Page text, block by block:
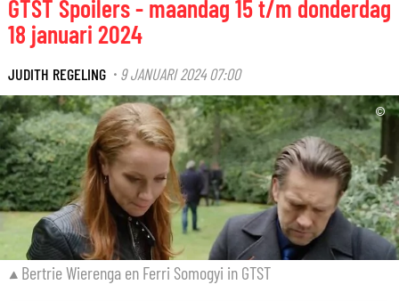
GTST Spoilers - maandag 15 t/m donderdag
18 januari 2024
JUDITH REGELING · 9 JANUARI 2024 07:00
©
Bertrie Wierenga en Ferri Somogyi in GTST